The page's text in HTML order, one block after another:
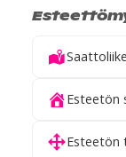
Esteetön
Esteetön